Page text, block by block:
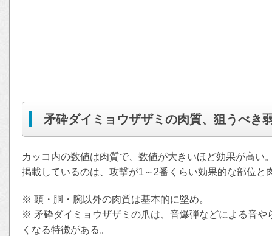
矛砕ダイミョウザザミの肉質、狙うべき
カッコ内の数値は肉質で、数値が大きいほど効果が高い
掲載しているのは、攻撃が1～2番くらい効果的な部位と
※ 頭・胴・腕以外の肉質は基本的に堅め。
※ 矛砕ダイミョウザザミの爪は、音爆弾などによる音
くなる特徴がある。